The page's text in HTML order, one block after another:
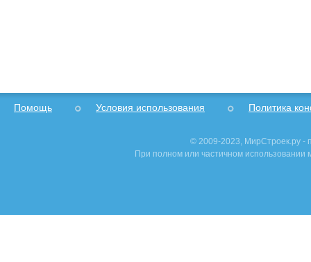
Помощь Условия использования Политика
© 2009-2023, МирСтроек.ру -
При полном или частичном использовании